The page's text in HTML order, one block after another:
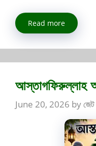
Read more
আস্তাগফিরুল্লাহ
June 20, 2026 by